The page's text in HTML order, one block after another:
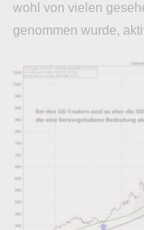
wohl von vielen
genommen wurde,